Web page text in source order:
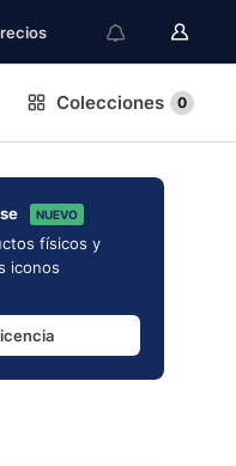
Colecciones 0
NUEVO
físicos y
iconos